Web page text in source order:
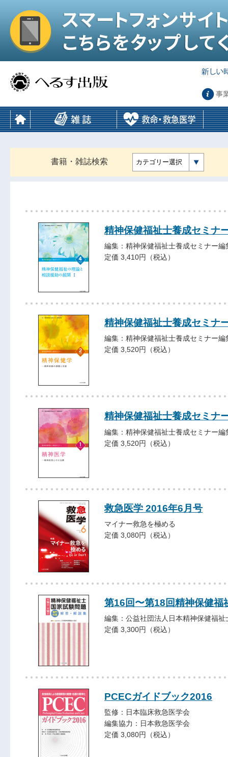
事
書籍・雑誌検索 カテゴリー選択
精神保健福祉士養成セ
編集：精神保健福祉士養成セミナー編
定価 3,410円（税込）
精神保健福祉士養成
編集：精神保健福祉士養成セミナー編
定価 3,520円（税込）
精神保健福祉士養成
編集：精神保健福祉士養成セミナー編
定価 3,520円（税込）
救急医学 2016年6月号
マイナー救急を極める
定価 3,080円（税込）
第16回〜第18回精神保健福
編集：公益社団法人日本精神保健福祉
定価 3,300円（税込）
PCECガイドブック2016
監修：日本臨床救急医学会
編集協力：日本救急医学会
定価 3,080円（税込）